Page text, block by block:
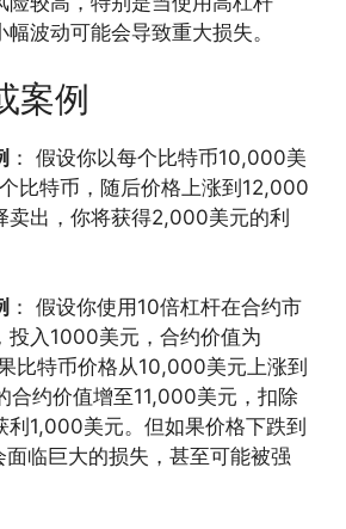
幅波动可能会导致重大损失。
案例
： 假设你以每个比特币10,000美
比特币，随后价格上涨到12,000
卖出，你将获得2,000美元的利
： 假设你使用10倍杠杆在合约市
投入1000美元，合约价值为
比特币价格从10,000美元上涨到
合约价值增至11,000美元，扣除
利1,000美元。但如果价格下跌到
临巨大的损失，甚至可能被强